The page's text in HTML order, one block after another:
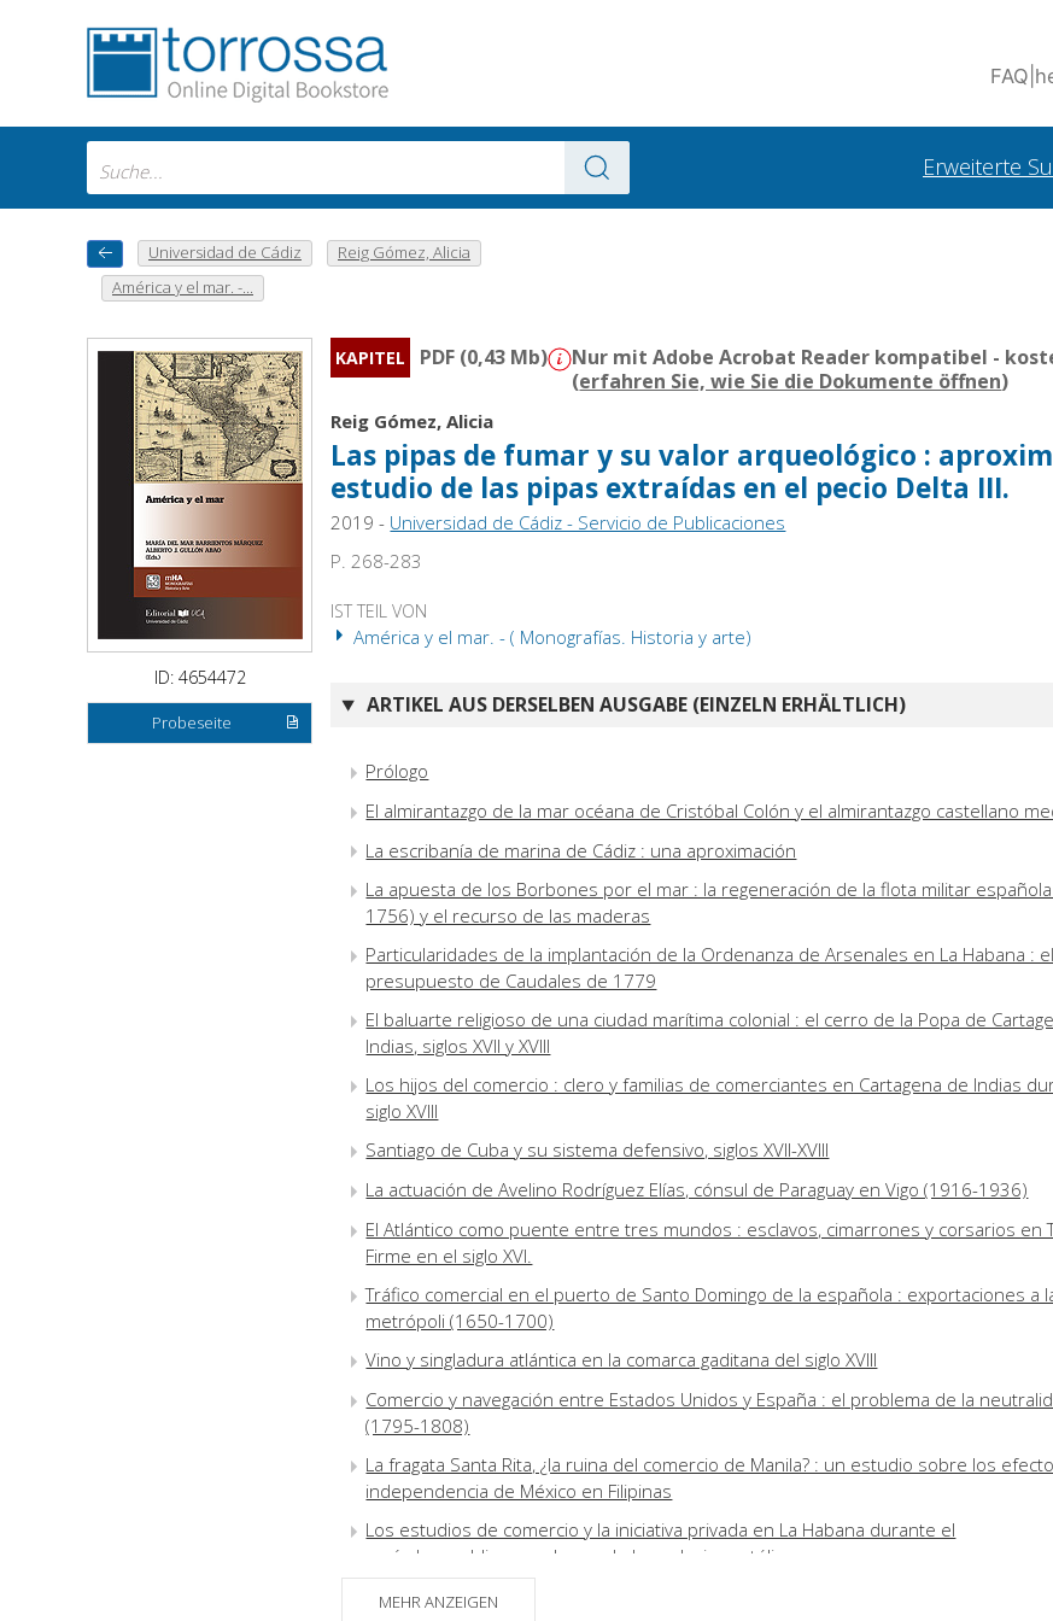
FAQ
Erweiterte
Universidad de Cádiz
Reig Gómez, Alicia
América y el mar. -...
ID: 4654472
Probeseite
KAPITEL PDF (0,43 Mb)
Nur mit Adobe Acrobat Reader kompatibel -
(erfahren Sie, wie Sie die Dokumente öffnen)
Reig Gómez, Alicia
Las pipas de fumar y su valor arqueológico :
estudio de las pipas extraídas en el pecio Delta III.
2019 - Universidad de Cádiz - Servicio de Publicaciones
P. 268-283
IST TEIL VON
América y el mar. - ( Monografías. Historia y arte)
ARTIKEL AUS DERSELBEN AUSGABE (EINZELN ERHÄLTLICH)
Prólogo
El almirantazgo de la mar océana de Cristóbal Colón y el almirantazgo castellano
La escribanía de marina de Cádiz : una aproximación
La apuesta de los Borbones por el mar : la regeneración de la flota militar
1756) y el recurso de las maderas
Particularidades de la implantación de la Ordenanza de Arsenales en La Habana : el
presupuesto de Caudales de 1779
El baluarte religioso de una ciudad marítima colonial : el cerro de la Popa de
Indias, siglos XVII y XVIII
Los hijos del comercio : clero y familias de comerciantes en Cartagena de Indias
siglo XVIII
Santiago de Cuba y su sistema defensivo, siglos XVII-XVIII
La actuación de Avelino Rodríguez Elías, cónsul de Paraguay en Vigo (1916-1936)
El Atlántico como puente entre tres mundos : esclavos, cimarrones y corsarios en
Firme en el siglo XVI.
Tráfico comercial en el puerto de Santo Domingo de la española : exportaciones a
metrópoli (1650-1700)
Vino y singladura atlántica en la comarca gaditana del siglo XVIII
Comercio y navegación entre Estados Unidos y España : el problema de la
(1795-1808)
La fragata Santa Rita, ¿la ruina del comercio de Manila? : un estudio sobre los
independencia de México en Filipinas
Los estudios de comercio y la iniciativa privada en La Habana durante el
períodorepublicano : el caso de los colegios católicos
El registro del navío Santa María de Monserrat (1523)
MEHR ANZEIGEN